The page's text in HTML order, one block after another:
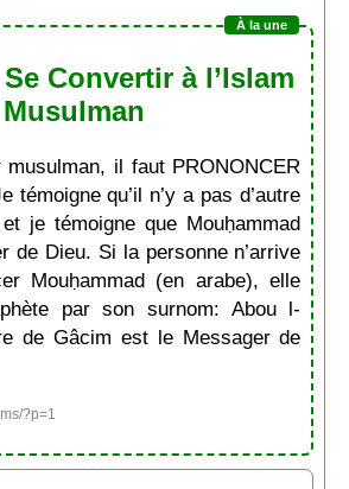
Convertir à l’Islam
musulman, il faut PRONONCER
témoigne qu’il n’y a pas d’autre
je témoigne que Mouḥammad
de Dieu. Si la personne n’arrive
Mouḥammad (en arabe), elle
par son surnom: Abou l-
de Gâcim est le Messager de
?p=1